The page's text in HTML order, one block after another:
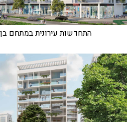
התחדשות עירונית במתחם בן